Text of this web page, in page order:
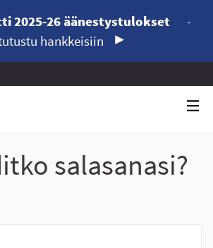
2025-26 äänestystulokset
-
hankkeisiin
salasanasi?